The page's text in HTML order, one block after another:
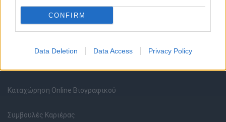
CONFIRM
Data Deletion Data Access Privacy Policy
Θέσεις Εργασίας ανά Εταιρεία
Καταχώρηση Online Βιογραφικού
Συμβουλές Καριέρας